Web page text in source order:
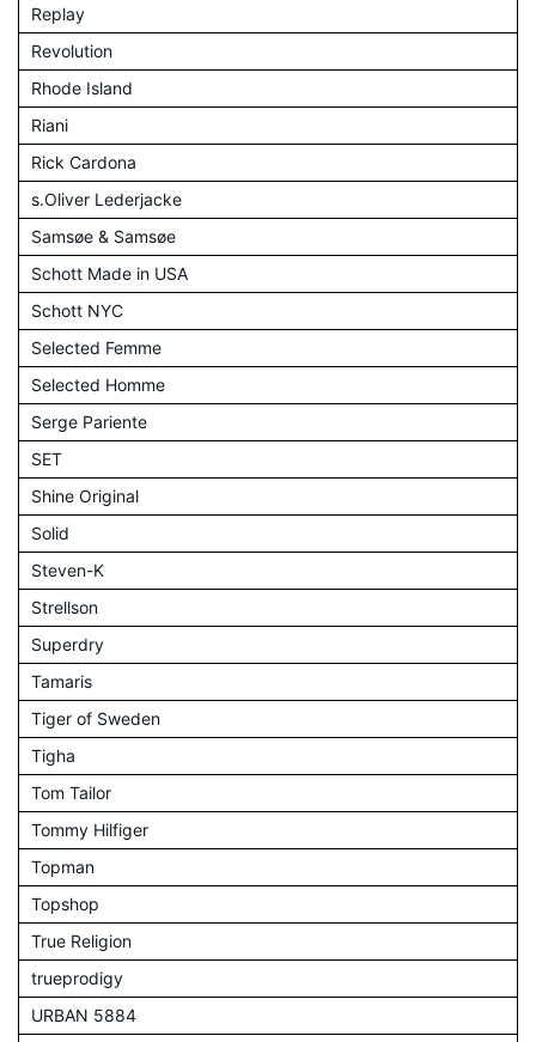
Replay
Revolution
Rhode Island
Riani
Rick Cardona
s.Oliver Lederjacke
Samsøe & Samsøe
Schott Made in USA
Schott NYC
Selected Femme
Selected Homme
Serge Pariente
SET
Shine Original
Solid
Steven-K
Strellson
Superdry
Tamaris
Tiger of Sweden
Tigha
Tom Tailor
Tommy Hilfiger
Topman
Topshop
True Religion
trueprodigy
URBAN 5884